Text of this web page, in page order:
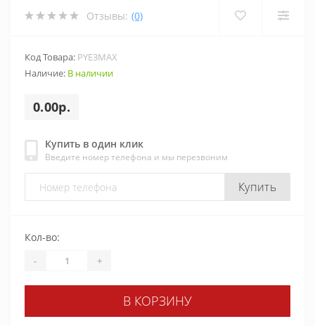
Отзывы: (0)
Код Товара: PYE3MAX
Наличие: В наличии
0.00р.
Купить в один клик
Введите номер телефона и мы перезвоним
Купить
Кол-во:
- +
В КОРЗИНУ